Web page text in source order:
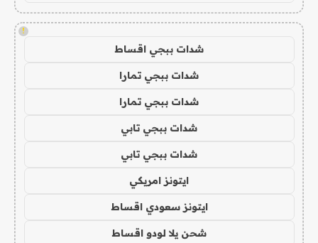
!
شدات ببجي اقساط
شدات ببجي تمارا
شدات ببجي تمارا
شدات ببجي تابي
شدات ببجي تابي
ايتونز امريكي
ايتونز سعودي اقساط
شحن يلا لودو اقساط